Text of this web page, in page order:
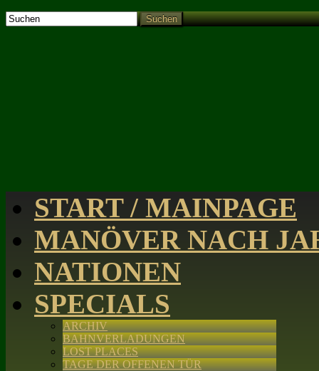
Suchen
START / MAINPAGE
MANÖVER NACH
NATIONEN
SPECIALS
ARCHIV
BAHNVERLADUNGEN
LOST PLACES
TAGE DER OFFENEN TÜR